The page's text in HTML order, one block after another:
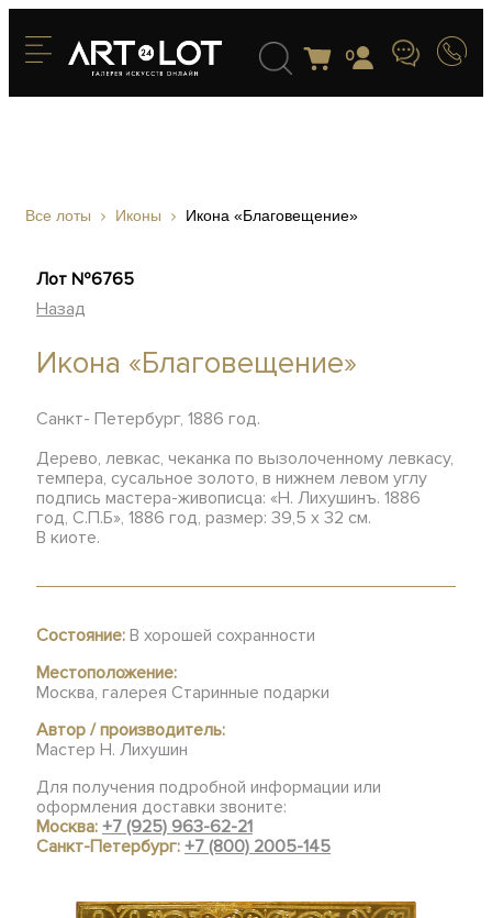
0
Все лоты Иконы Икона «Благовещение»
Лот №6765
Назад
Икона «Благовещение»
Санкт- Петербург, 1886 год.
Дерево, левкас, чеканка по вызолоченному левкасу,
темпера, сусальное золото, в нижнем левом углу
подпись мастера-живописца: «Н. Лихушинъ. 1886
год, С.П.Б», 1886 год, размер: 39,5 х 32 см.
В киоте.
Состояние: В хорошей сохранности
Местоположение:
Москва, галерея Старинные подарки
Автор / производитель:
Мастер Н. Лихушин
Для получения подробной информации или
оформления доставки звоните:
Москва:+7 (925) 963-62-21
Санкт-Петербург:+7 (800) 2005-145